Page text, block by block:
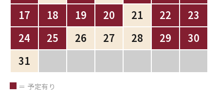
17
18 19 20 21 22
23
24
25 26 27 28 29
30
31
＝ 予定有り